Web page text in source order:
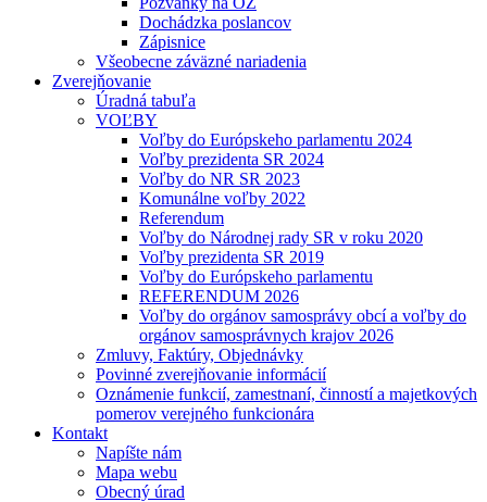
Dochádzka poslancov
Zápisnice
Všeobecne záväzné nariadenia
Zverejňovanie
Úradná tabuľa
VOĽBY
Voľby do Európskeho parlamentu 2024
Voľby prezidenta SR 2024
Voľby do NR SR 2023
Komunálne voľby 2022
Referendum
Voľby do Národnej rady SR v roku 2020
Voľby prezidenta SR 2019
Voľby do Európskeho parlamentu
REFERENDUM 2026
Voľby do orgánov samosprávy obcí a voľby do
orgánov samosprávnych krajov 2026
Zmluvy, Faktúry, Objednávky
Povinné zverejňovanie informácií
Oznámenie funkcií, zamestnaní, činností a majetkových
pomerov verejného funkcionára
Kontakt
Napíšte nám
Mapa webu
Obecný úrad